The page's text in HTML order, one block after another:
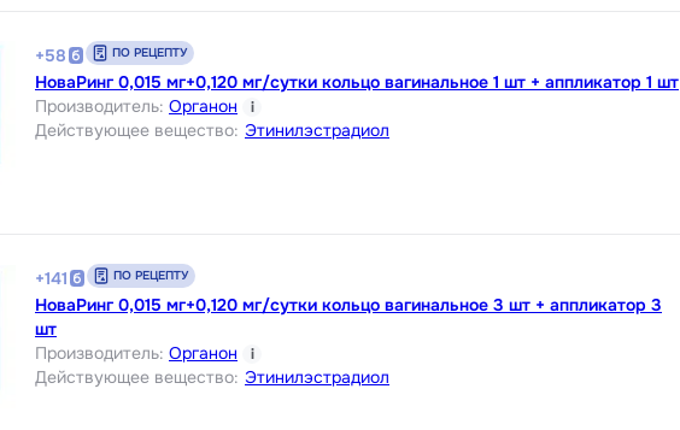
+58 ПО РЕЦЕПТУ
НоваРинг 0,015 мг+0,120 мг/сутки кольцо вагинальное 1 шт + аппликатор 1 шт
Производитель: Органон i
Действующее вещество: Этинилэстрадиол
+141 ПО РЕЦЕПТУ
НоваРинг 0,015 мг+0,120 мг/сутки кольцо вагинальное 3 шт + аппликатор 3
шт
Производитель: Органон i
Действующее вещество: Этинилэстрадиол